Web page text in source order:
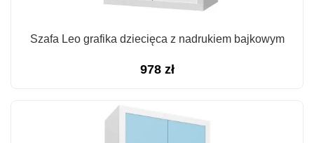
Szafa Leo grafika dziecięca z nadrukiem bajkowym
978 zł